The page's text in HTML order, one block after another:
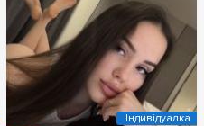
Індивідуалка